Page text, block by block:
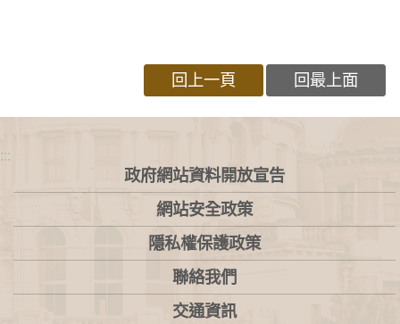
回上一頁 回最上面
:::
政府網站資料開放宣告
網站安全政策
隱私權保護政策
聯絡我們
交通資訊